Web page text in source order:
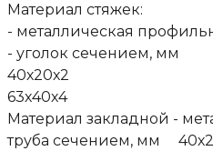
Материал стяжек:
- металлическая
- уголок сечением, мм
40х20х2
63х40х4
Материал закладной -
труба сечением, мм